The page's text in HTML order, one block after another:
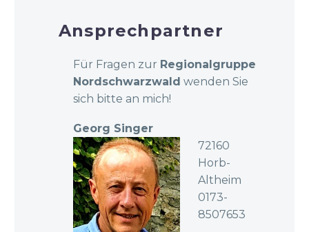
Ansprechpartner
Für Fragen zur Regionalgruppe
Nordschwarzwald wenden Sie
sich bitte an mich!
Georg Singer
72160
Horb-
Altheim
0173-
8507653